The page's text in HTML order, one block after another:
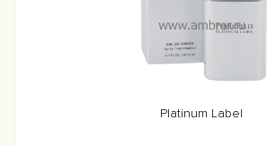
Platinum Label